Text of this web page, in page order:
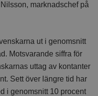
marknadschef på
ut i genomsnitt
Motsvarande siffra för
uttag av kontanter
Sett över längre tid har
i genomsnitt 10 procent